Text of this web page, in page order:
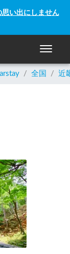
い出にしません
ナビゲ
/ 全国 / 近